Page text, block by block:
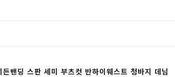
딩 스판 세미 부츠컷 반하이웨스트 청바지 데님